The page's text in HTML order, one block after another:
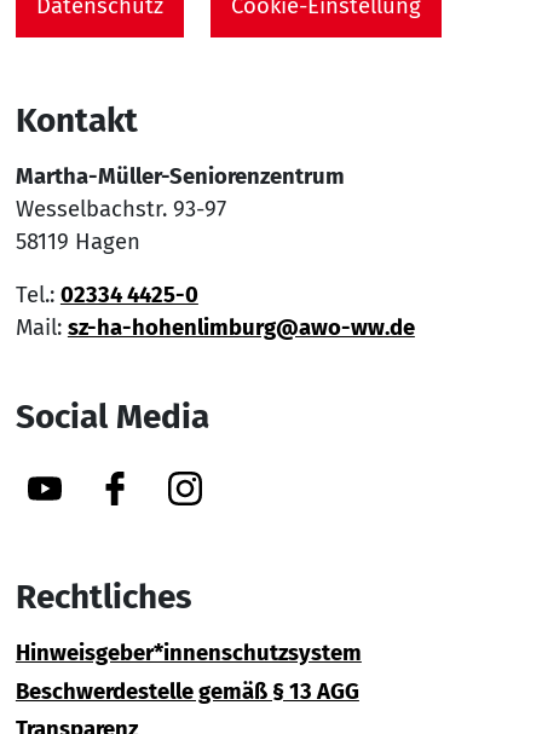
Datenschutz Cookie-Einstellung
Kontakt
Martha-Müller-Seniorenzentrum
Wesselbachstr. 93-97
58119 Hagen
Tel.: 02334 4425-0
Mail: sz-ha-hohenlimburg@awo-ww.de
Social Media
YouTube FacebookInstagram
Rechtliches
Hinweisgeber*innenschutzsystem
Beschwerdestelle gemäß § 13 AGG